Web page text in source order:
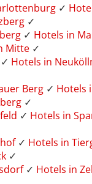
✓
✓
✓ Hotels in
Mitte ✓
✓ Hotels in
Berg ✓ Hotels
✓
✓ Hotels in
✓ Hotels in
✓
✓ Hotels in